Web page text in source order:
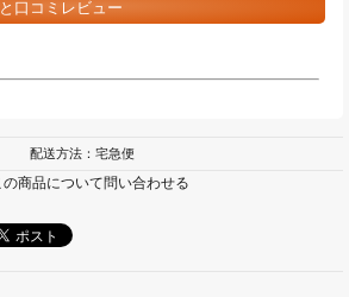
口コミレビュー
配送方法：宅急便
の商品について問い合わせる